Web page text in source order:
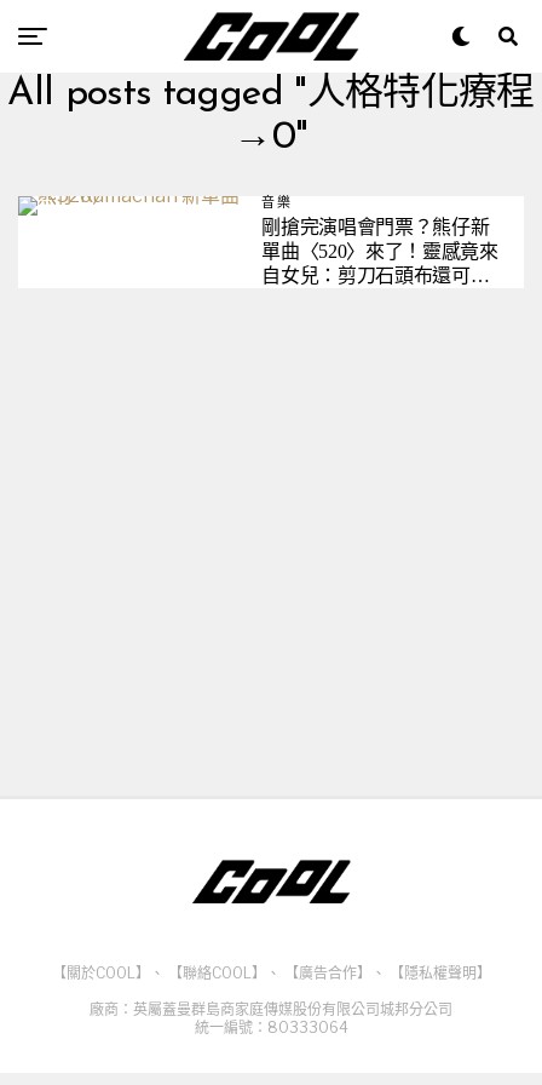
All posts tagged "人格特化療程
→0"
音樂
剛搶完演唱會門票？熊仔新
單曲〈520〉來了！靈感竟來
自女兒：剪刀石頭布還可以
【關於COOL】 、 【聯絡COOL】 、 【廣告合作】 、
【隱私權聲明】
廠商：英屬蓋曼群島商家庭傳媒股份有限公司城邦分公司
統一編號：80333064